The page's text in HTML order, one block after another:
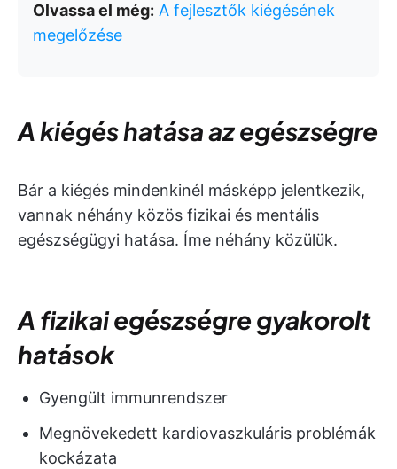
Olvassa el még: A fejlesztők kiégésének
megelőzése
A kiégés hatása az egészségre
Bár a kiégés mindenkinél másképp jelentkezik,
vannak néhány közös fizikai és mentális
egészségügyi hatása. Íme néhány közülük.
A fizikai egészségre gyakorolt
hatások
Gyengült immunrendszer
Megnövekedett kardiovaszkuláris problémák
kockázata